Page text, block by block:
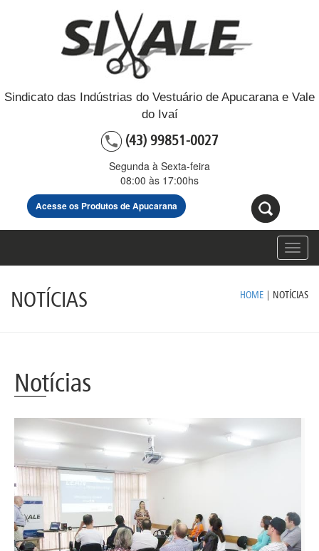
Sindicato das Indústrias do Vestuário de Apucarana e Vale
do Ivaí
(43) 99851-0027
Segunda à Sexta-feira
08:00 às 17:00hs
Acesse os Produtos de Apucarana
NOTÍCIAS HOME | NOTÍCIAS
Notícias